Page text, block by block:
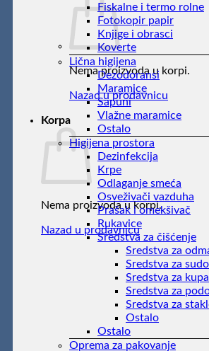
Nema proizvoda u korpi.
Nazad u prodavnicu
Korpa
Nema proizvoda u korpi.
Nazad u prodavnicu
Fiskalne i termo rolne
Fotokopir papir
Knjige i obrasci
Koverte
Lična higijena
Dezodoransi
Maramice
Sapuni
Vlažne maramice
Ostalo
Higijena prostora
Dezinfekcija
Krpe
Odlaganje smeća
Osveživači vazduha
Prašak i omekšivač
Rukavice
Sredstva za čišćenje
Sredstva za
Sredstva za
Sredstva za
Sredstva za
Sredstva za
Ostalo
Ostalo
Oprema za pakovanje